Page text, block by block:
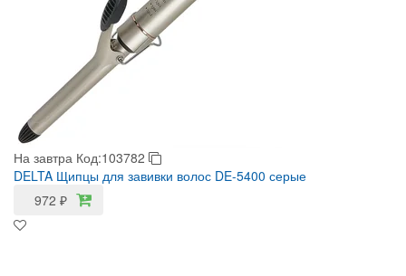
На завтра Код:103782
DELTA Щипцы для завивки волос DE-5400 серые
972 ₽